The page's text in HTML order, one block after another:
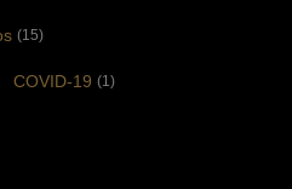
(15)
COVID-19 (1)